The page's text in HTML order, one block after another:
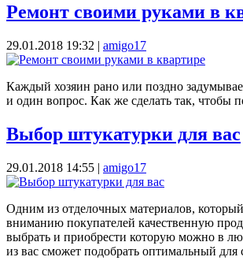
Ремонт своими руками в
29.01.2018 19:32 | amigo17
Каждый хозяин рано или поздно
и один вопрос. Как же сделать так, чтобы
Выбор штукатурки для вас
29.01.2018 14:55 | amigo17
Одним из отделочных материалов,
вниманию покупателей качественную
выбрать и приобрести которую можно в
из вас сможет подобрать оптимальный для